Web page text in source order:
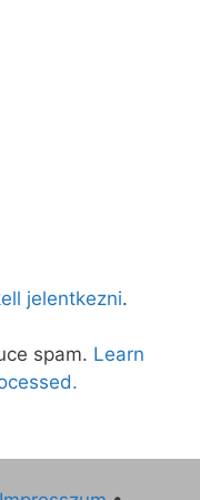
jelentkezni.
spam. Learn